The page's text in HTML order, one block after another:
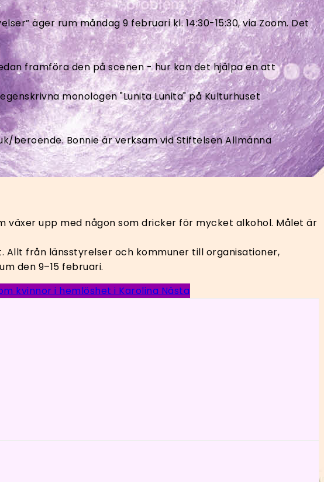
äger rum måndag 9 februari kl. 14:30-15:30, via Zoom. Det
framföra den på scenen - hur kan det hjälpa en att
monologen "Lunita Lunita" på Kulturhuset
beroende. Bonnie är verksam vid Stiftelsen Allmänna
växer upp med någon som dricker för mycket alkohol. Målet är
från länsstyrelser och kommuner till organisationer,
den 9–15 februari.
kvinnor i hemlöshet i Karolina Nästa